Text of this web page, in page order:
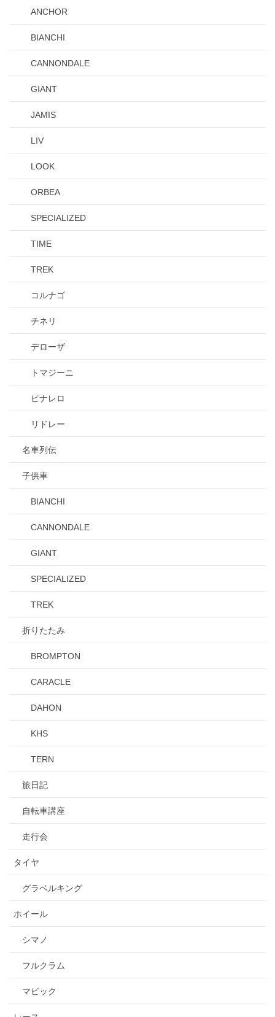
ANCHOR
BIANCHI
CANNONDALE
GIANT
JAMIS
LIV
LOOK
ORBEA
SPECIALIZED
TIME
TREK
コルナゴ
チネリ
デローザ
トマジーニ
ピナレロ
リドレー
名車列伝
子供車
BIANCHI
CANNONDALE
GIANT
SPECIALIZED
TREK
折りたたみ
BROMPTON
CARACLE
DAHON
KHS
TERN
旅日記
自転車講座
走行会
タイヤ
グラベルキング
ホイール
シマノ
フルクラム
マビック